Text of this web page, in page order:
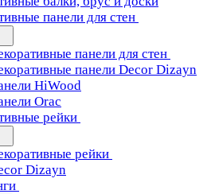
панели для стен
панели для стен
панели Decor Dizayn
HiWood
Orac
рейки
рейки
Dizayn